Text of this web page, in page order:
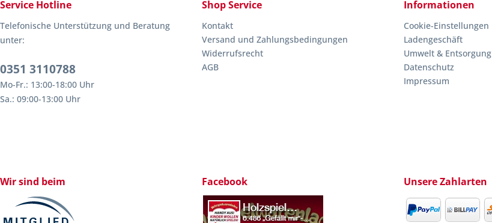
Service Hotline
Telefonische Unterstützung und Beratung
unter:
0351 3110788
Mo-Fr.: 13:00-18:00 Uhr
Sa.: 09:00-13:00 Uhr
Shop Service
Kontakt
Versand und Zahlungsbedingungen
Widerrufsrecht
AGB
Informationen
Cookie-Einstellungen
Ladengeschäft
Umwelt & Entsorgung
Datenschutz
Impressum
Wir sind beim Facebook Unsere Zahlarten